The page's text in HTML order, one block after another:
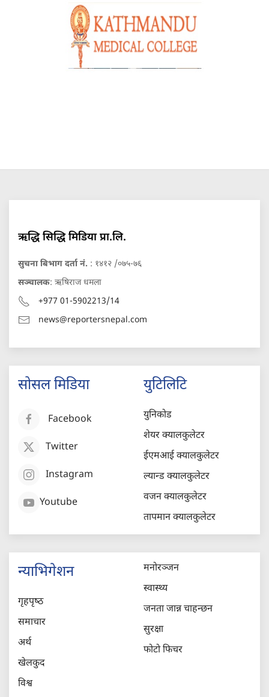
ऋद्धि सिद्धि मिडिया प्रा.लि.
सुचना बिभाग दर्ता नं. : १४१२ /०७५-७६
सञ्चालक: ऋषिराज धमला
+977 01-5902213/14
news@reportersnepal.com
सोसल मिडिया
Facebook
Twitter
Instagram
Youtube
युटिलिटि
युनिकोड
शेयर क्यालकुलेटर
ईएमआई क्यालकुलेटर
ल्यान्ड क्यालकुलेटर
वजन क्यालकुलेटर
तापमान क्यालकुलेटर
न्याभिगेशन
गृहपृष्‍ठ
समाचार
अर्थ
खेलकुद
विश्व
मनोरञ्जन
स्वास्थ्य
जनता जान्न चाहन्छन
सुरक्षा
फोटो फिचर